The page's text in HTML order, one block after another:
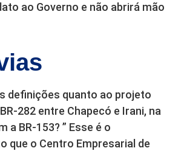
ao Governo e não abrirá mão
definições quanto ao projeto
282 entre Chapecó e Irani, na
a BR-153? ” Esse é o
que o Centro Empresarial de